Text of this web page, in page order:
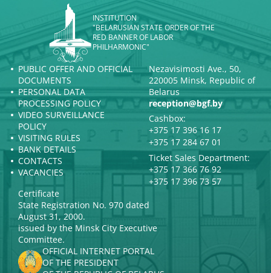
INSTITUTION
"BELARUSIAN STATE ORDER OF THE
RED BANNER OF LABOR
PHILHARMONIC"
PUBLIC OFFER AND OFFICIAL
DOCUMENTS
PERSONAL DATA
PROCESSING POLICY
VIDEO SURVEILLANCE
POLICY
VISITING RULES
BANK DETAILS
CONTACTS
VACANCIES
Nezavisimosti Ave., 50,
220005 Minsk, Republic of
Belarus
reception@bgf.by
Cashbox:
+375 17 396 16 17
+375 17 284 67 01
Ticket Sales Department:
+375 17 366 76 92
+375 17 396 73 57
Certificate
State Registration No. 970 dated
August 31, 2000.
issued by the Minsk City Executive
Committee.
OFFICIAL INTERNET PORTAL
OF THE PRESIDENT